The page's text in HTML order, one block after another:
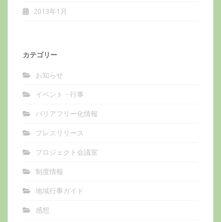
2013年1月
カテゴリー
お知らせ
イベント・行事
バリアフリー化情報
プレスリリース
プロジェクト会議室
制度情報
地域行事ガイド
感想